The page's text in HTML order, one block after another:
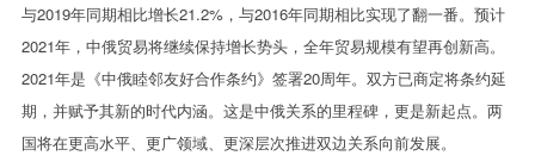
与2019年同期相比增长21.2%，与2016年同期相比实现了翻一番。预计
2021年，中俄贸易将继续保持增长势头，全年贸易规模有望再创新高。
2021年是《中俄睦邻友好合作条约》签署20周年。双方已商定将条约延
期，并赋予其新的时代内涵。这是中俄关系的里程碑，更是新起点。两
国将在更高水平、更广领域、更深层次推进双边关系向前发展。